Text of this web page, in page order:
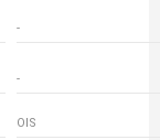
-
-
OIS